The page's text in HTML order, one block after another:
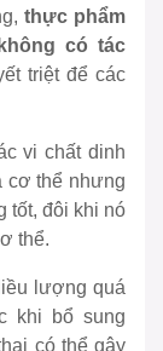
thực phẩm
có tác
triệt để các
vi chất dinh
cơ thể nhưng
tốt, đôi khi nó
thể.
lượng quá
khi bổ sung
có thể gây